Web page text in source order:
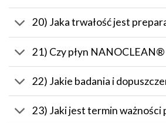
20) Jaka trwałość jest
21) Czy płyn
22) Jakie badania i
23) Jaki jest termin